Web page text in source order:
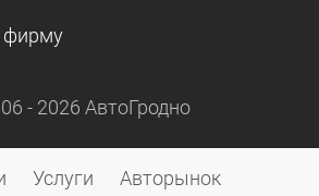
фирму
- 2026 АвтоГродно
Услуги Авторынок